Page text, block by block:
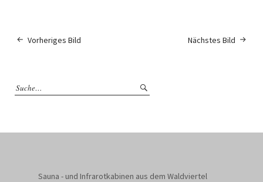
Nächstes Bild
Vorheriges Bild
Sauna - und Infrarotkabinen aus dem Waldviertel